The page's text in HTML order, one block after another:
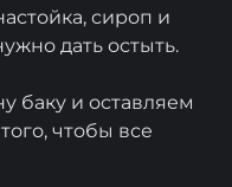
сироп и
дать остыть.
баку и оставляем
чтобы все